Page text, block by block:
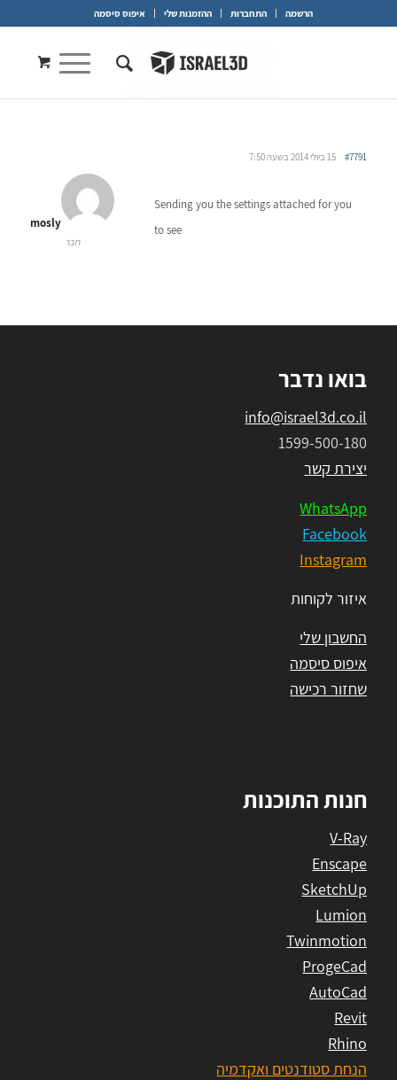
הרשמה התחברות ההזמנות שלי איפוס סיסמה
15 ביולי 2014 בשעה 7:50 #7791
mosly
חבר
Sending you the settings attached for you
to see
בואו נדבר
info@israel3d.co.il
1599-500-180
יצירת קשר
WhatsApp
Facebook
Instagram
איזור לקוחות
החשבון שלי
איפוס סיסמה
שחזור רכישה
חנות התוכנות
V-Ray
Enscape
SketchUp
Lumion
Twinmotion
ProgeCad
AutoCad
Revit
Rhino
הנחת סטודנטים ואקדמיה